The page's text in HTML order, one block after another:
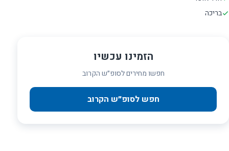
בריכה
הזמינו עכשיו
חפשו מחירים לסופ״ש הקרוב
חפש לסופ״ש הקרוב